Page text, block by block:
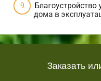
Благоустройство
дома в
Заказать